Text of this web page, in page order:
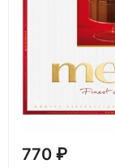
770 ₽